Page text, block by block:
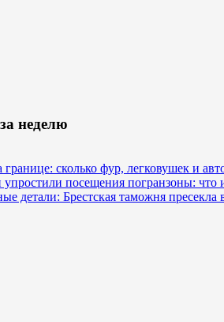
неделю
сколько фур, легковушек и
упростили посещения погранзоны: что
детали: Брестская таможня